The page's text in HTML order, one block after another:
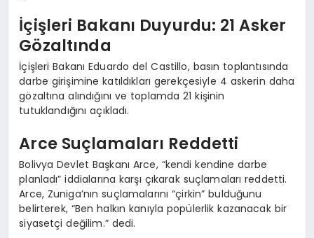
İçişleri Bakanı Duyurdu: 21 Asker
Gözaltında
İçişleri Bakanı Eduardo del Castillo, basın toplantısında
darbe girişimine katıldıkları gerekçesiyle 4 askerin daha
gözaltına alındığını ve toplamda 21 kişinin
tutuklandığını açıkladı.
Arce Suçlamaları Reddetti
Bolivya Devlet Başkanı Arce, “kendi kendine darbe
planladı” iddialarına karşı çıkarak suçlamaları reddetti.
Arce, Zuniga’nın suçlamalarını “çirkin” bulduğunu
belirterek, “Ben halkın kanıyla popülerlik kazanacak bir
siyasetçi değilim.” dedi.